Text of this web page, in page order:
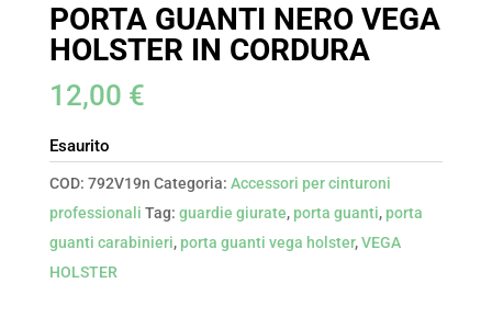
PORTA GUANTI NERO VEGA
HOLSTER IN CORDURA
12,00 €
Esaurito
COD: 792V19n Categoria: Accessori per cinturoni
professionali Tag: guardie giurate, porta guanti, porta
guanti carabinieri, porta guanti vega holster,VEGA
HOLSTER